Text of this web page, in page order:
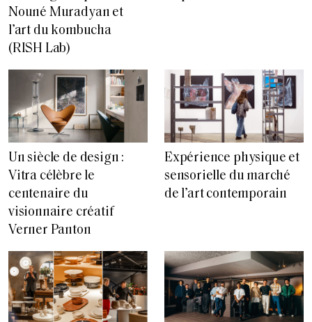
Nouné Muradyan et
l’art du kombucha
(RISH Lab)
Un siècle de design :
Vitra célèbre le
centenaire du
visionnaire créatif
Verner Panton
Expérience physique et
sensorielle du marché
de l’art contemporain